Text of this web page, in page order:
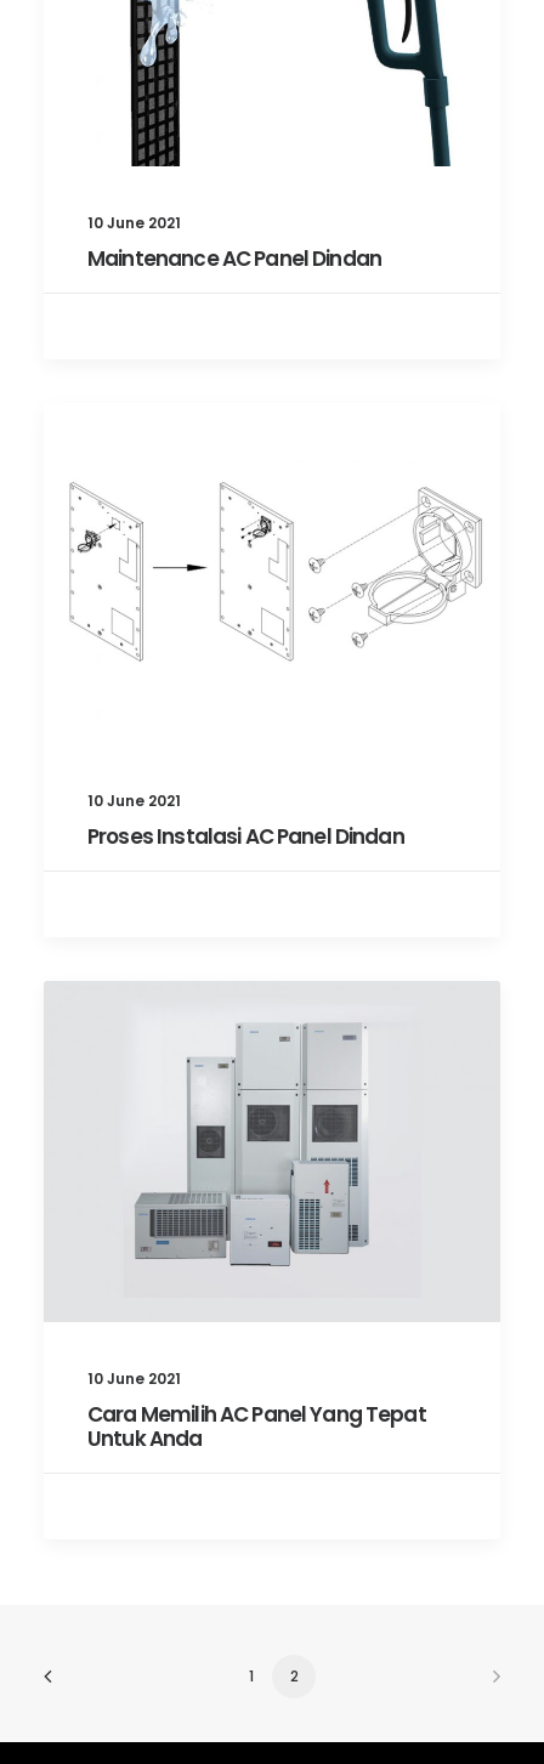
10 June 2021
Maintenance AC Panel Dindan
10 June 2021
Proses Instalasi AC Panel Dindan
10 June 2021
Cara Memilih AC Panel Yang Tepat
Untuk Anda
1 2